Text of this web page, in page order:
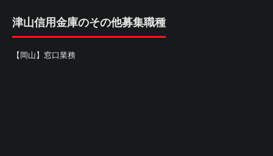
津山信用金庫のその他募集職種
【岡山】窓口業務